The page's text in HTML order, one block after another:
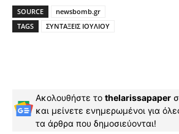
SOURCE
newsbomb.gr
TAGS
ΣΥΝΤΑΞΕΙΣ ΙΟΥΛΙΟΥ
Ακολουθήστε το thelarissapaper
και μείνετε ενημερωμένοι για
τα άρθρα που δημοσιεύονται!